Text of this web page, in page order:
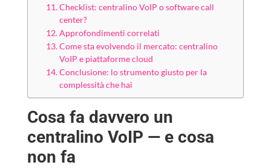
Checklist: centralino VoIP o software call
center?
Approfondimenti correlati
Come sta evolvendo il mercato: centralino
VoIP e piattaforme cloud
Conclusione: lo strumento giusto per la
complessità che hai
Cosa fa davvero un
centralino VoIP — e cosa
non fa